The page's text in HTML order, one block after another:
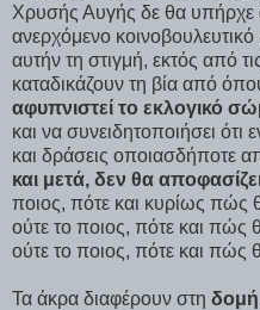
Χρυσής Αυγής δε θα υπήρχε
ανερχόμενο
αυτήν τη στιγμή, εκτός από
καταδικάζουν τη βία από
αφυπνιστεί το εκλογικό
και να συνειδητοποιήσει
και δράσεις οποιασδήποτε
και μετά, δεν θα
ποιος, πότε και κυρίως πώς
ούτε το ποιος, πότε και
ούτε το ποιος, πότε και πώς
Τα άκρα διαφέρουν στη δομή